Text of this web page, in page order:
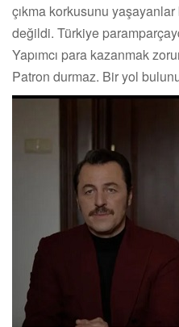
çıkma korkusunu
değildi. Türkiye
Yapımcı para kazanmak
Patron durmaz. Bir yol